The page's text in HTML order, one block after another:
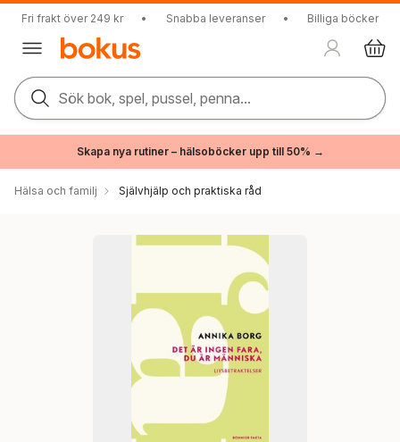
Fri frakt över 249 kr • Snabba leveranser • Billiga böcker
Sök bok, spel, pussel, penna...
Skapa nya rutiner – hälsoböcker upp till 50% →
Hälsa och familj Självhjälp och praktiska råd